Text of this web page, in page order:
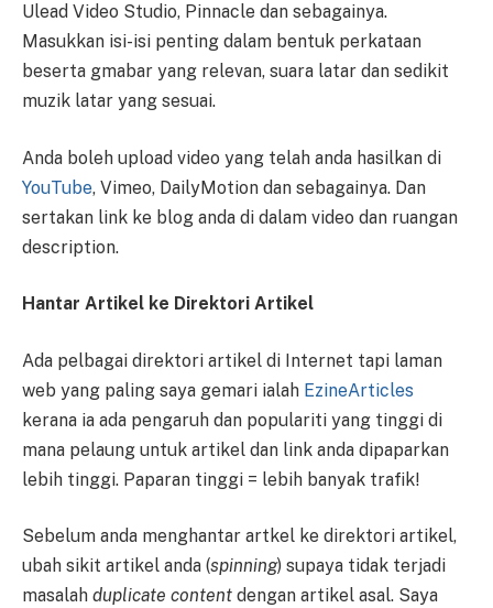
Ulead Video Studio, Pinnacle dan sebagainya.
Masukkan isi-isi penting dalam bentuk perkataan
beserta gmabar yang relevan, suara latar dan sedikit
muzik latar yang sesuai.
Anda boleh upload video yang telah anda hasilkan di
YouTube, Vimeo, DailyMotion dan sebagainya. Dan
sertakan link ke blog anda di dalam video dan ruangan
description.
Hantar Artikel ke Direktori Artikel
Ada pelbagai direktori artikel di Internet tapi laman
web yang paling saya gemari ialah EzineArticles
kerana ia ada pengaruh dan populariti yang tinggi di
mana pelaung untuk artikel dan link anda dipaparkan
lebih tinggi. Paparan tinggi = lebih banyak trafik!
Sebelum anda menghantar artkel ke direktori artikel,
ubah sikit artikel anda (spinning) supaya tidak terjadi
masalah duplicate content dengan artikel asal. Saya